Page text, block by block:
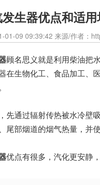
生器优点和适
01-09 09:39:42 来源/作者：
顾名思义就是利用柴油把
在生物化工、食品加工、
先通过辐射传热被水冷壁
尾部烟道的烟气热量，并
优点有很多，汽化更安静